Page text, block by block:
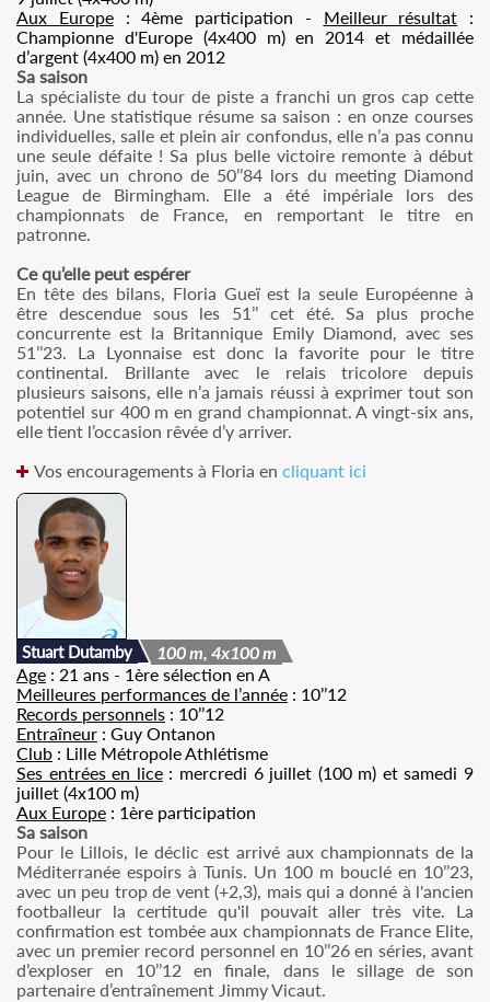
Aux Europe: 4ème participation - Meilleur résultat :
Championne d'Europe (4x400 m) en 2014 et médaillée
d’argent (4x400 m) en 2012
Sa saison
La spécialiste du tour de piste a franchi un gros cap cette
année. Une statistique résume sa saison : en onze courses
individuelles, salle et plein air confondus, elle n’a pas connu
une seule défaite ! Sa plus belle victoire remonte à début
juin, avec un chrono de 50’’84 lors du meeting Diamond
League de Birmingham. Elle a été impériale lors des
championnats de France, en remportant le titre en
patronne.
Ce qu’elle peut espérer
En tête des bilans, Floria Gueï est la seule Européenne à
être descendue sous les 51’’ cet été. Sa plus proche
concurrente est la Britannique Emily Diamond, avec ses
51’’23. La Lyonnaise est donc la favorite pour le titre
continental. Brillante avec le relais tricolore depuis
plusieurs saisons, elle n’a jamais réussi à exprimer tout son
potentiel sur 400 m en grand championnat. A vingt-six ans,
elle tient l’occasion rêvée d’y arriver.
Vos encouragements à Floria en cliquant ici
Stuart Dutamby
100 m, 4x100 m
Age : 21 ans - 1ère sélection en A
Meilleures performances de l’année : 10’’12
Records personnels : 10’’12
Entraîneur : Guy Ontanon
Club : Lille Métropole Athlétisme
Ses entrées en lice: mercredi 6 juillet (100 m) et samedi 9
juillet (4x100 m)
Aux Europe : 1ère participation
Sa saison
Pour le Lillois, le déclic est arrivé aux championnats de la
Méditerranée espoirs à Tunis. Un 100 m bouclé en 10’’23,
avec un peu trop de vent (+2,3), mais qui a donné à l'ancien
footballeur la certitude qu'il pouvait aller très vite. La
confirmation est tombée aux championnats de France Elite,
avec un premier record personnel en 10’’26 en séries, avant
d’exploser en 10’’12 en finale, dans le sillage de son
partenaire d’entraînement Jimmy Vicaut.